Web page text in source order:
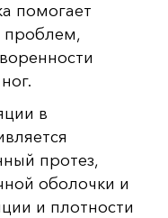
помогает
проблем,
в
протез,
оболочки и
и плотности